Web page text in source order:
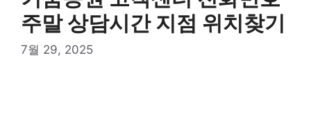
주말 상담시간 지점 위치찾기
7월 29, 2025